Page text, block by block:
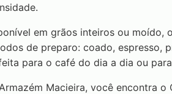
em grãos inteiros ou moído,
de preparo: coado, espresso,
para o café do dia a dia ou
Macieira, você encontra